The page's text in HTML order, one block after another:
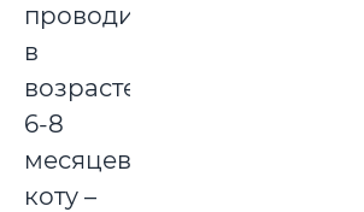
проводить
в
возрасте
6-8
месяцев,
коту –